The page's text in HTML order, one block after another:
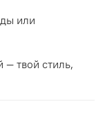
или
— твой стиль,